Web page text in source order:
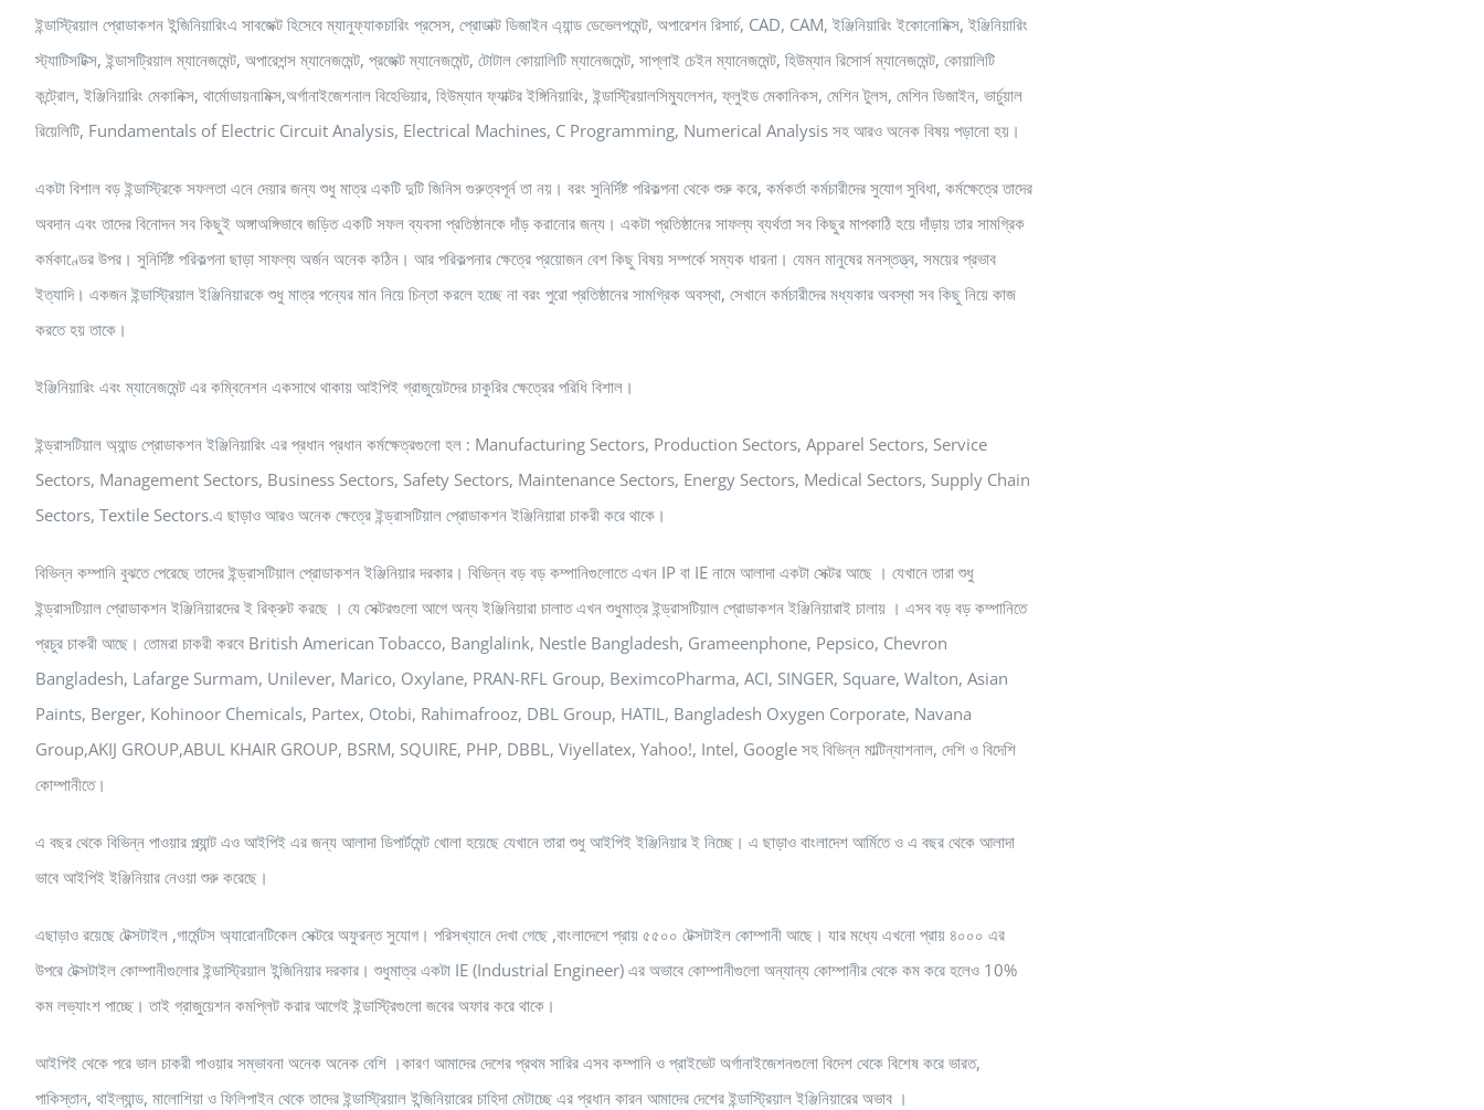
ইন্ডাস্ট্রিয়াল প্রোডাকশন ইন্জিনিয়ারিংএ সাবজেক্ট হিসেবে ম্যানুফ্যাকচারিং প্রসেস, প্রোডাক্ট ডিজাইন এ্যান্ড ডেভেলপমেন্ট, অপারেশন রিসার্চ, CAD, CAM, ইঞ্জিনিয়ারিং ইকোনোমিক্স, ইঞ্জিনিয়ারিং
স্ট্যাটিসটিক্স, ইন্ডাসট্রিয়াল ম্যানেজমেন্ট, অপারেশন্স ম্যানেজমেন্ট, প্রজেক্ট ম্যানেজমেন্ট, টোটাল কোয়ালিটি ম্যানেজমেন্ট, সাপ্লাই চেইন ম্যানেজমেন্ট, হিউম্যান রিসোর্স ম্যানেজমেন্ট, কোয়ালিটি
কন্ট্রোল, ইঞ্জিনিয়ারিং মেকানিক্স, থার্মোডায়নামিক্স,অর্গানাইজেশনাল বিহেভিয়ার, হিউম্যান ফ্যাক্টর ইঙ্গিনিয়ারিং, ইন্ডাস্ট্রিয়ালসিম্যুলেশন, ফ্লুইড মেকানিকস, মেশিন টুলস, মেশিন ডিজাইন, ভার্চুয়াল
রিয়েলিটি, Fundamentals of Electric Circuit Analysis, Electrical Machines, C Programming, Numerical Analysis সহ আরও অনেক বিষয় পড়ানো হয়।
একটা বিশাল বড় ইন্ডাস্ট্রিকে সফলতা এনে দেয়ার জন্য শুধু মাত্র একটি দুটি জিনিস গুরুত্বপূর্ন তা নয়। বরং সুনির্দিষ্ট পরিকল্পনা থেকে শুরু করে, কর্মকর্তা কর্মচারীদের সুযোগ সুবিধা, কর্মক্ষেত্রে তাদের
অবদান এবং তাদের বিনোদন সব কিছুই অঙ্গাঅঙ্গিভাবে জড়িত একটি সফল ব্যবসা প্রতিষ্ঠানকে দাঁড় করানোর জন্য। একটা প্রতিষ্ঠানের সাফল্য ব্যর্থতা সব কিছুর মাপকাঠি হয়ে দাঁড়ায় তার সামগ্রিক
কর্মকাণ্ডের উপর। সুনির্দিষ্ট পরিকল্পনা ছাড়া সাফল্য অর্জন অনেক কঠিন। আর পরিকল্পনার ক্ষেত্রে প্রয়োজন বেশ কিছু বিষয় সম্পর্কে সম্যক ধারনা। যেমন মানুষের মনস্তত্ত্ব, সময়ের প্রভাব
ইত্যাদি। একজন ইন্ডাস্ট্রিয়াল ইঞ্জিনিয়ারকে শুধু মাত্র পন্যের মান নিয়ে চিন্তা করলে হচ্ছে না বরং পুরো প্রতিষ্ঠানের সামগ্রিক অবস্থা, সেখানে কর্মচারীদের মধ্যকার অবস্থা সব কিছু নিয়ে কাজ
করতে হয় তাকে।
ইঞ্জিনিয়ারিং এবং ম্যানেজমেন্ট এর কম্বিনেশন একসাথে থাকায় আইপিই গ্রাজুয়েটদের চাকুরির ক্ষেত্রের পরিধি বিশাল।
ইন্ড্রাসটিয়াল অ্যান্ড প্রোডাকশন ইঞ্জিনিয়ারিং এর প্রধান প্রধান কর্মক্ষেত্রগুলো হল : Manufacturing Sectors, Production Sectors, Apparel Sectors, Service
Sectors, Management Sectors, Business Sectors, Safety Sectors, Maintenance Sectors, Energy Sectors, Medical Sectors, Supply Chain
Sectors, Textile Sectors.এ ছাড়াও আরও অনেক ক্ষেত্রে ইন্ড্রাসটিয়াল প্রোডাকশন ইঞ্জিনিয়ারা চাকরী করে থাকে।
বিভিন্ন কম্পানি বুঝতে পেরেছে তাদের ইন্ড্রাসটিয়াল প্রোডাকশন ইঞ্জিনিয়ার দরকার। বিভিন্ন বড় বড় কম্পানিগুলোতে এখন IP বা IE নামে আলাদা একটা সেক্টর আছে । যেখানে তারা শুধু
ইন্ড্রাসটিয়াল প্রোডাকশন ইঞ্জিনিয়ারদের ই রিক্রুট করছে । যে সেক্টরগুলো আগে অন্য ইঞ্জিনিয়ারা চালাত এখন শুধুমাত্র ইন্ড্রাসটিয়াল প্রোডাকশন ইঞ্জিনিয়ারাই চালায় । এসব বড় বড় কম্পানিতে
প্রচুর চাকরী আছে। তোমরা চাকরী করবে British American Tobacco, Banglalink, Nestle Bangladesh, Grameenphone, Pepsico, Chevron
Bangladesh, Lafarge Surmam, Unilever, Marico, Oxylane, PRAN-RFL Group, BeximcoPharma, ACI, SINGER, Square, Walton, Asian
Paints, Berger, Kohinoor Chemicals, Partex, Otobi, Rahimafrooz, DBL Group, HATIL, Bangladesh Oxygen Corporate, Navana
Group,AKIJ GROUP,ABUL KHAIR GROUP, BSRM, SQUIRE, PHP, DBBL, Viyellatex, Yahoo!, Intel, Google সহ বিভিন্ন মাল্টিন্যাশনাল, দেশি ও বিদেশি
কোম্পানীতে।
এ বছর থেকে বিভিন্ন পাওয়ার প্ল্যান্ট এও আইপিই এর জন্য আলাদা ডিপার্টমেন্ট খোলা হয়েছে যেখানে তারা শুধু আইপিই ইঞ্জিনিয়ার ই নিচ্ছে। এ ছাড়াও বাংলাদেশ আর্মিতে ও এ বছর থেকে আলাদা
ভাবে আইপিই ইঞ্জিনিয়ার নেওয়া শুরু করেছে।
এছাড়াও রয়েছে টেক্সটাইল ,গার্মেন্টস অ্যারোনটিকেল সেক্টরে অফুরন্ত সুযোগ। পরিসখ্যানে দেখা গেছে ,বাংলাদেশে প্রায় ৫৫০০ টেক্সটাইল কোম্পানী আছে। যার মধ্যে এখনো প্রায় ৪০০০ এর
উপরে টেক্সটাইল কোম্পানীগুলোর ইন্ডাস্ট্রিয়াল ইন্জিনিয়ার দরকার। শুধুমাত্র একটা IE (Industrial Engineer) এর অভাবে কোম্পানীগুলো অন্যান্য কোম্পানীর থেকে কম করে হলেও 10%
কম লভ্যাংশ পাচ্ছে। তাই গ্রাজুয়েশন কমপ্লিট করার আগেই ইন্ডাস্ট্রিগুলো জবের অফার করে থাকে।
আইপিই থেকে পরে ভাল চাকরী পাওয়ার সম্ভাবনা অনেক অনেক বেশি ।কারণ আমাদের দেশের প্রথম সারির এসব কম্পানি ও প্রাইভেট অর্গানাইজেশনগুলো বিদেশ থেকে বিশেষ করে ভারত,
পাকিস্তান, থাইল্যান্ড, মালোশিয়া ও ফিলিপাইন থেকে তাদের ইন্ডাস্ট্রিয়াল ইন্জিনিয়ারের চাহিদা মেটাচ্ছে এর প্রধান কারন আমাদের দেশের ইন্ডাস্ট্রিয়াল ইঞ্জিনিয়ারের অভাব ।